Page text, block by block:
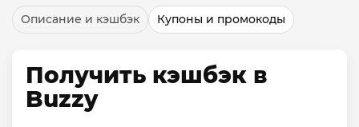
Описание и кэшбэк Купоны и промокоды
Получить кэшбэк в
Buzzy